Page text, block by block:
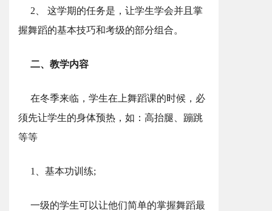
2、 这学期的任务是，让学生学会并且掌
握舞蹈的基本技巧和考级的部分组合。
二、教学内容
在冬季来临，学生在上舞蹈课的时候，必
须先让学生的身体预热，如：高抬腿、蹦跳
等等
1、基本功训练;
一级的学生可以让他们简单的掌握舞蹈最